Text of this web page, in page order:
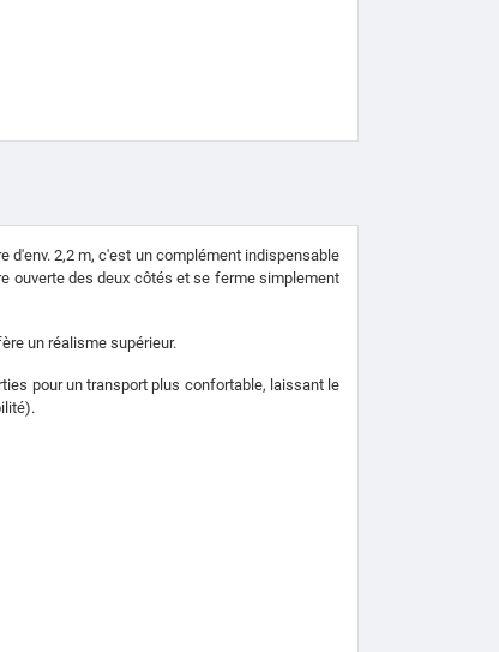
d'env. 2,2 m, c'est un complément indispensable
ouverte des deux côtés et se ferme simplement
un réalisme supérieur.
pour un transport plus confortable, laissant le